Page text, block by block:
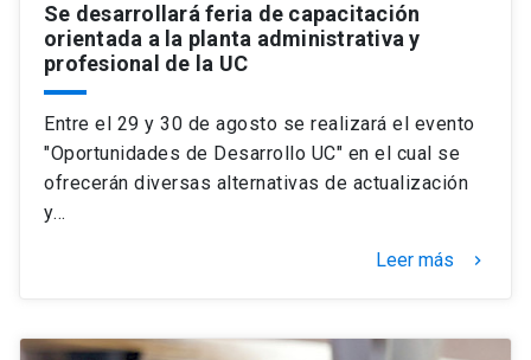
Se desarrollará feria de capacitación
orientada a la planta administrativa y
profesional de la UC
Entre el 29 y 30 de agosto se realizará el evento
"Oportunidades de Desarrollo UC" en el cual se
ofrecerán diversas alternativas de actualización
y…
Leer más keyboard_arrow_right